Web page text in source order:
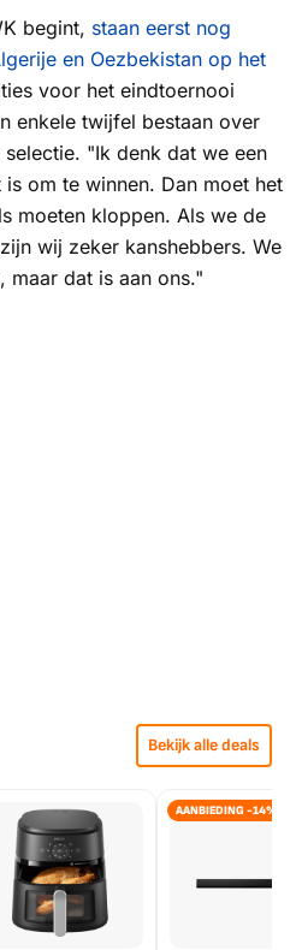
begint, staan eerst nog
en Oezbekistan op het
voor het eindtoernooi
enkele twijfel bestaan over
"Ik denk dat we een
om te winnen. Dan moet het
moeten kloppen. Als we de
wij zeker kanshebbers. We
maar dat is aan ons."
Bekijk alle deals
AANBIEDING -14%